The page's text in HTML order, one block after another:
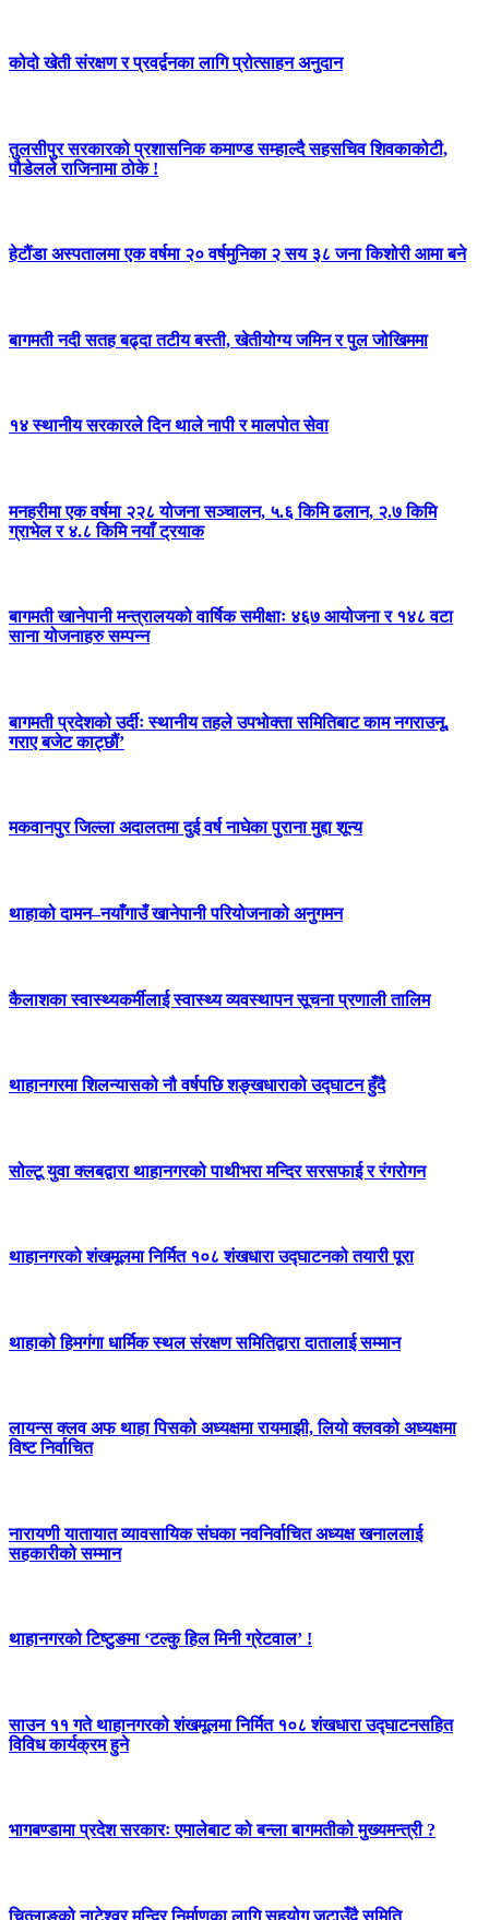
कोदो खेती संरक्षण र प्रवर्द्वनका लागि प्रोत्साहन अनुदान
तुलसीपुर सरकारको प्रशासनिक कमाण्ड सम्हाल्दै सहसचिव शिवकाकोटी,
पौडेलले राजिनामा ठोके !
हेटौंडा अस्पतालमा एक वर्षमा २० वर्षमुनिका २ सय ३८ जना किशोरी आमा बने
बागमती नदी सतह बढ्दा तटीय बस्ती, खेतीयोग्य जमिन र पुल जोखिममा
१४ स्थानीय सरकारले दिन थाले नापी र मालपोत सेवा
मनहरीमा एक वर्षमा २२८ योजना सञ्चालन, ५.६ किमि ढलान, २.७ किमि
ग्राभेल र ४.८ किमि नयाँ ट्रयाक
बागमती खानेपानी मन्त्रालयको वार्षिक समीक्षाः ४६७ आयोजना र १४८ वटा
साना योजनाहरु सम्पन्न
बागमती प्रदेशको उर्दीः स्थानीय तहले उपभोक्ता समितिबाट काम नगराउनू,
गराए बजेट काट्छौं’
मकवानपुर जिल्ला अदालतमा दुई वर्ष नाघेका पुराना मुद्दा शून्य
थाहाको दामन–नयाँगाउँ खानेपानी परियोजनाको अनुगमन
कैलाशका स्वास्थ्यकर्मीलाई स्वास्थ्य व्यवस्थापन सूचना प्रणाली तालिम
थाहानगरमा शिलन्यासको नौ वर्षपछि शङ्खधाराको उद्घाटन हुँदै
सोल्टू युवा क्लबद्वारा थाहानगरको पाथीभरा मन्दिर सरसफाई र रंगरोगन
थाहानगरको शंखमूलमा निर्मित १०८ शंखधारा उद्घाटनको तयारी पूरा
थाहाको हिमगंगा धार्मिक स्थल संरक्षण समितिद्वारा दातालाई सम्मान
लायन्स क्लव अफ थाहा पिसको अध्यक्षमा रायमाझी, लियो क्लवको अध्यक्षमा
विष्ट निर्वाचित
नारायणी यातायात व्यावसायिक संघका नवनिर्वाचित अध्यक्ष खनाललाई
सहकारीको सम्मान
थाहानगरको टिष्टुङमा ‘टल्कु हिल मिनी ग्रेटवाल’ !
साउन ११ गते थाहानगरको शंखमूलमा निर्मित १०८ शंखधारा उद्घाटनसहित
विविध कार्यक्रम हुने
भागबण्डामा प्रदेश सरकारः एमालेबाट को बन्ला बागमतीको मुख्यमन्त्री ?
चित्लाङको नाटेश्वर मन्दिर निर्माणका लागि सहयोग जुटाउँदै समिति